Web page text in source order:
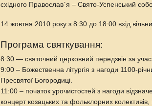
східного Православ`я – Свято-Успенський
14 жовтня 2010 року з 8:30 до 18:00 вхід
Програма святкування:
8:30 — святочний церковний передзвін за
9:00 – Божественна літургія з нагоди 1100-
Пресвятої Богородиці.
11:00 – початок урочистостей з нагоди
концерт козацьких та фольклорних колективів,